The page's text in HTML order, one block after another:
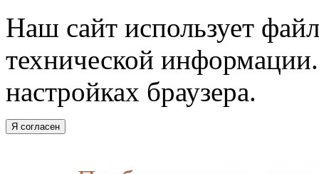
Наш сайт использует
технической
настройках браузера.
Я согласен